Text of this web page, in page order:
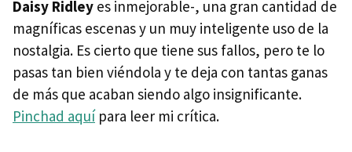
Daisy Ridley es inmejorable-, una gran cantidad de
magníficas escenas y un muy inteligente uso de la
nostalgia. Es cierto que tiene sus fallos, pero te lo
pasas tan bien viéndola y te deja con tantas ganas
de más que acaban siendo algo insignificante.
Pinchad aquípara leer mi crítica.